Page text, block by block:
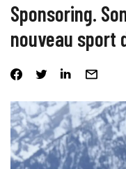
Sponsoring.
nouveau sport